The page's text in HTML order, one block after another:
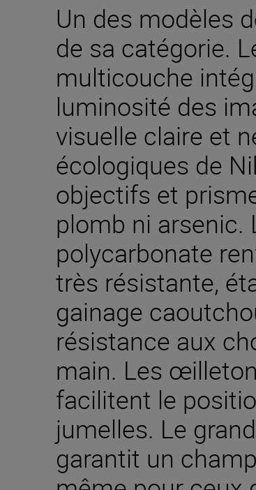
Un des modèles
de sa catégorie.
multicouche
luminosité des
visuelle claire et
écologiques de
objectifs et
plomb ni arsenic.
polycarbonate
très résistante,
gainage
résistance aux
main. Les
facilitent le
jumelles. Le
garantit un